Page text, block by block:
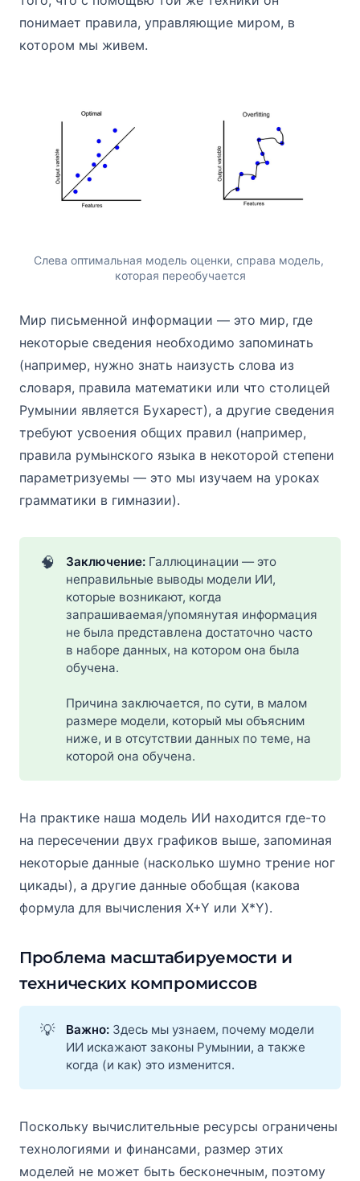
понимает правила, управляющие миром, в
котором мы живем.
Слева оптимальная модель оценки, справа модель,
которая переобучается
Мир письменной информации — это мир, где
некоторые сведения необходимо запоминать
(например, нужно знать наизусть слова из
словаря, правила математики или что столицей
Румынии является Бухарест), а другие сведения
требуют усвоения общих правил (например,
правила румынского языка в некоторой степени
параметризуемы — это мы изучаем на уроках
грамматики в гимназии).
🧠 Заключение: Галлюцинации — это
неправильные выводы модели ИИ,
которые возникают, когда
запрашиваемая/упомянутая информация
не была представлена достаточно часто
в наборе данных, на котором она была
обучена.
Причина заключается, по сути, в малом
размере модели, который мы объясним
ниже, и в отсутствии данных по теме, на
которой она обучена.
На практике наша модель ИИ находится где-то
на пересечении двух графиков выше, запоминая
некоторые данные (насколько шумно трение ног
цикады), а другие данные обобщая (какова
формула для вычисления X+Y или X*Y).
Проблема масштабируемости и
технических компромиссов
💡 Важно: Здесь мы узнаем, почему модели
ИИ искажают законы Румынии, а также
когда (и как) это изменится.
Поскольку вычислительные ресурсы ограничены
технологиями и финансами, размер этих
моделей не может быть бесконечным, поэтому